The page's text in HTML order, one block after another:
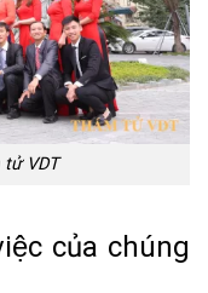
tử VDT
của chúng